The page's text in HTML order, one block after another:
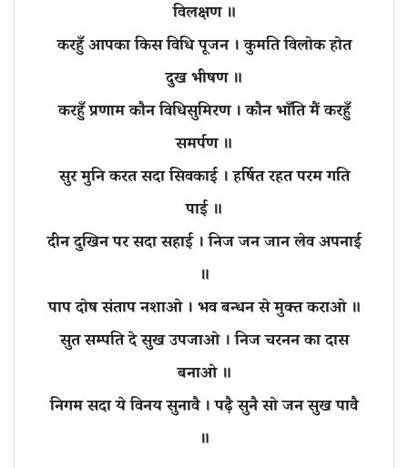
विलक्षण ॥
करहुँ आपका किस विधि पूजन । कुमति विलोक होत
दुख भीषण ॥
करहुँ प्रणाम कौन विधिसुमिरण । कौन भाँति मैं करहुँ
समर्पण ॥
सुर मुनि करत सदा सिवकाई । हर्षित रहत परम गति
पाई ॥
दीन दुखिन पर सदा सहाई । निज जन जान लेव अपनाई
॥
पाप दोष संताप नशाओ । भव बन्धन से मुक्त कराओ ॥
सुत सम्पति दे सुख उपजाओ । निज चरनन का दास
बनाओ ॥
निगम सदा ये विनय सुनावै । पढ़ै सुनै सो जन सुख पावै